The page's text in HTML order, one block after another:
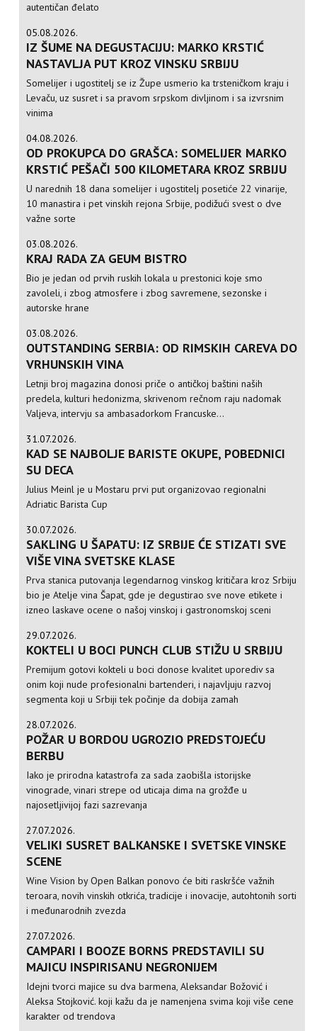
autentičan đelato
05.08.2026.
IZ ŠUME NA DEGUSTACIJU: MARKO KRSTIĆ
NASTAVLJA PUT KROZ VINSKU SRBIJU
Somelijer i ugostitelj se iz Župe usmerio ka trsteničkom kraju i
Levaču, uz susret i sa pravom srpskom divljinom i sa izvrsnim
vinima
04.08.2026.
OD PROKUPCA DO GRAŠCA: SOMELIJER MARKO
KRSTIĆ PEŠAČI 500 KILOMETARA KROZ SRBIJU
U narednih 18 dana somelijer i ugostitelj posetiće 22 vinarije,
10 manastira i pet vinskih rejona Srbije, podižući svest o dve
važne sorte
03.08.2026.
KRAJ RADA ZA GEUM BISTRO
Bio je jedan od prvih ruskih lokala u prestonici koje smo
zavoleli, i zbog atmosfere i zbog savremene, sezonske i
autorske hrane
03.08.2026.
OUTSTANDING SERBIA: OD RIMSKIH CAREVA DO
VRHUNSKIH VINA
Letnji broj magazina donosi priče o antičkoj baštini naših
predela, kulturi hedonizma, skrivenom rečnom raju nadomak
Valjeva, intervju sa ambasadorkom Francuske...
31.07.2026.
KAD SE NAJBOLJE BARISTE OKUPE, POBEDNICI
SU DECA
Julius Meinl je u Mostaru prvi put organizovao regionalni
Adriatic Barista Cup
30.07.2026.
SAKLING U ŠAPATU: IZ SRBIJE ĆE STIZATI SVE
VIŠE VINA SVETSKE KLASE
Prva stanica putovanja legendarnog vinskog kritičara kroz Srbiju
bio je Atelje vina Šapat, gde je degustirao sve nove etikete i
izneo laskave ocene o našoj vinskoj i gastronomskoj sceni
29.07.2026.
KOKTELI U BOCI PUNCH CLUB STIŽU U SRBIJU
Premijum gotovi kokteli u boci donose kvalitet uporediv sa
onim koji nude profesionalni bartenderi, i najavljuju razvoj
segmenta koji u Srbiji tek počinje da dobija zamah
28.07.2026.
POŽAR U BORDOU UGROZIO PREDSTOJEĆU
BERBU
Iako je prirodna katastrofa za sada zaobišla istorijske
vinograde, vinari strepe od uticaja dima na grožđe u
najosetljivijoj fazi sazrevanja
27.07.2026.
VELIKI SUSRET BALKANSKE I SVETSKE VINSKE
SCENE
Wine Vision by Open Balkan ponovo će biti raskršće važnih
teroara, novih vinskih otkrića, tradicije i inovacije, autohtonih sorti
i međunarodnih zvezda
27.07.2026.
CAMPARI I BOOZE BORNS PREDSTAVILI SU
MAJICU INSPIRISANU NEGRONIJEM
Idejni tvorci majice su dva barmena, Aleksandar Božović i
Aleksa Stojković. koji kažu da je namenjena svima koji više cene
karakter od trendova